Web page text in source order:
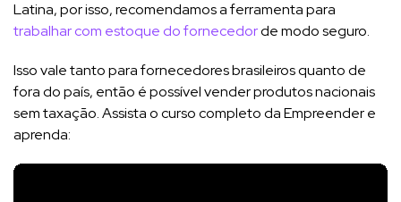
Latina, por isso, recomendamos a ferramenta para
trabalhar com estoque do fornecedorde modo seguro.
Isso vale tanto para fornecedores brasileiros quanto de
fora do país, então é possível vender produtos nacionais
sem taxação. Assista o curso completo da Empreender e
aprenda: